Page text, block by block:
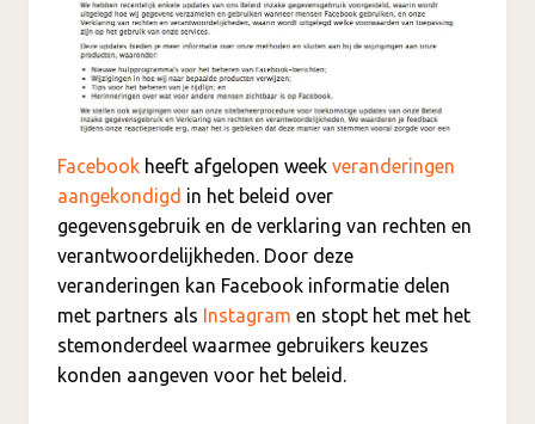
Facebook heeft afgelopen week veranderingen
aangekondigd in het beleid over
gegevensgebruik en de verklaring van rechten en
verantwoordelijkheden. Door deze
veranderingen kan Facebook informatie delen
met partners als Instagram en stopt het met het
stemonderdeel waarmee gebruikers keuzes
konden aangeven voor het beleid.